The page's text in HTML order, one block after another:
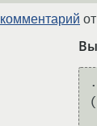
комментарий